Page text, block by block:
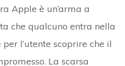
Apple è un’arma a
che qualcuno entra nella
l’utente scoprire che il
La scarsa